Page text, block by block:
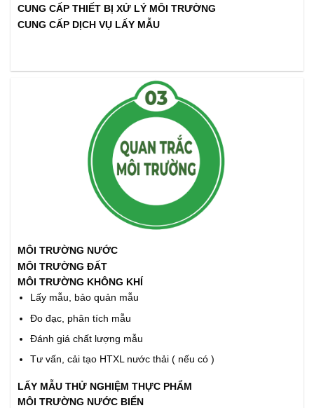
CUNG CẤP THIẾT BỊ XỬ LÝ MÔI TRƯỜNG
CUNG CẤP DỊCH VỤ LẤY MẪU
MÔI TRƯỜNG NƯỚC
MÔI TRƯỜNG ĐẤT
MÔI TRƯỜNG KHÔNG KHÍ
Lấy mẫu, bảo quản mẫu
Đo đạc, phân tích mẫu
Đánh giá chất lượng mẫu
Tư vấn, cải tạo HTXL nước thải ( nếu có )
LẤY MẪU THỬ NGHIỆM THỰC PHẨM
MÔI TRƯỜNG NƯỚC BIỂN